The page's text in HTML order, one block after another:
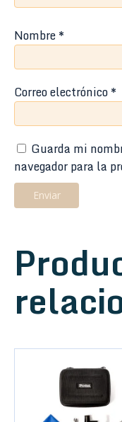
Nombre*
Correo electrónico*
Guarda mi
navegador para la